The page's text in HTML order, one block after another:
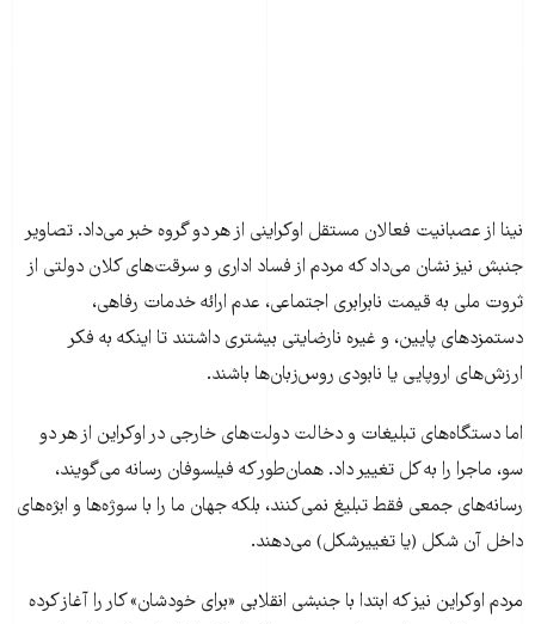
نینا از عصبانیت فعالان مستقل اوکراینی از هر دو گروه خبر می‌داد. تصاویر
جنبش نیز نشان می‌داد که مردم از فساد اداری و سرقت‌های کلان دولتی از
ثروت ملی به قیمت نابرابری اجتماعی، عدم ارائه‌ خدمات رفاهی،
دستمزدهای پایین، و غیره نارضایتی بیشتری داشتند تا اینکه به فکر
ارزش‌های اروپایی یا نابودی روس‌زبان‌ها باشند.
اما دستگاه‌های تبلیغات و دخالت دولت‌های خارجی در اوکراین از هر دو
سو، ماجرا را به کل تغییر داد. همان‌طور که فیلسوفان رسانه می‌گویند،
رسانه‌های جمعی فقط تبلیغ نمی‌کنند، بلکه جهان ما را با سوژه‌ها و ابژه‌های
داخل آن شکل (یا تغییرشکل) می‌دهند.
مردم اوکراین نیز که ابتدا با جنبشی انقلابی «برای خودشان» کار را آغاز کرده